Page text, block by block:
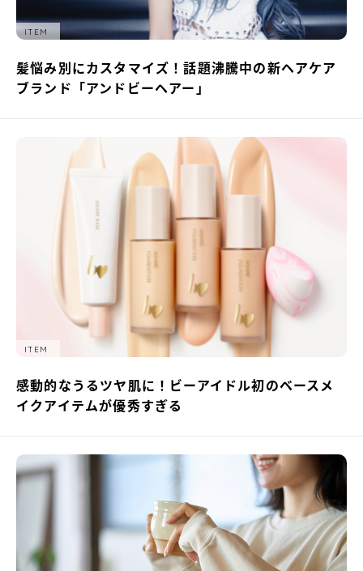
ITEM
髪悩み別にカスタマイズ！話題沸騰中の新ヘアケア
ブランド「アンドビーヘアー」
ITEM
感動的なうるツヤ肌に！ビーアイドル初のベースメ
イクアイテムが優秀すぎる